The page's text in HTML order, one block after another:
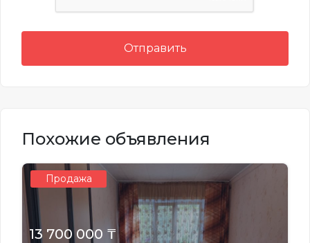
Отправить
Похожие объявления
Продажа
13 700 000 ₸